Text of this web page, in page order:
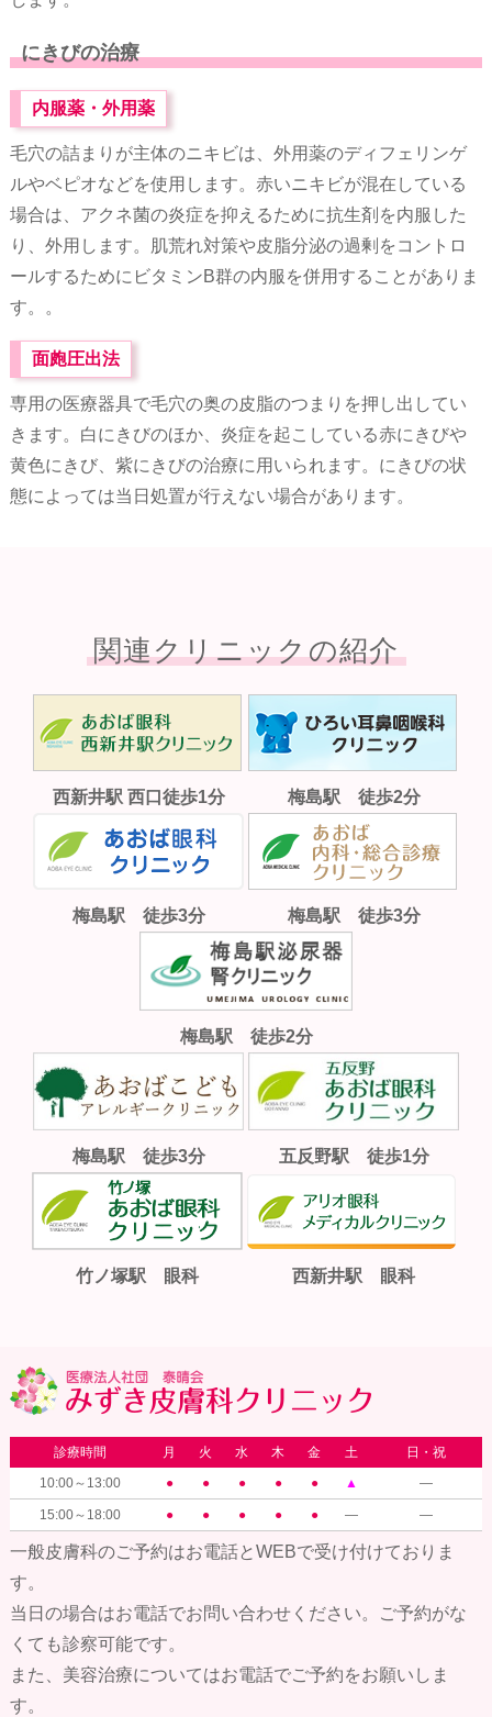
にきびの治療
内服薬・外用薬
毛穴の詰まりが主体のニキビは、外用薬のディフェリンゲ
ルやベピオなどを使用します。赤いニキビが混在している
場合は、アクネ菌の炎症を抑えるために抗生剤を内服した
り、外用します。肌荒れ対策や皮脂分泌の過剰をコントロ
ールするためにビタミンB群の内服を併用することがありま
す。。
面皰圧出法
専用の医療器具で毛穴の奥の皮脂のつまりを押し出してい
きます。白にきびのほか、炎症を起こしている赤にきびや
黄色にきび、紫にきびの治療に用いられます。にきびの状
態によっては当日処置が行えない場合があります。
関連クリニックの紹介
西新井駅 西口徒歩1分 梅島駅 徒歩2分
梅島駅 徒歩3分 梅島駅 徒歩3分
梅島駅 徒歩2分
梅島駅 徒歩3分 五反野駅 徒歩1分
竹ノ塚駅 眼科 西新井駅 眼科
診療時間 月 火 水 木 金 土
日・祝
10:00～13:00
● ● ● ● ● ▲ ―
15:00～18:00 ● ● ● ● ● ― ―
一般皮膚科のご予約はお電話とWEBで受け付けておりま
す。
当日の場合はお電話でお問い合わせください。ご予約がな
くても診察可能です。
また、美容治療についてはお電話でご予約をお願いしま
す。